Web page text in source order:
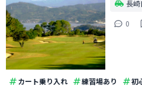
長
0
カート乗り入れ 練習場あり 初